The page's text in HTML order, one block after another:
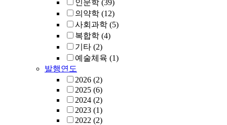
인문학 (39)
의약학 (12)
사회과학 (5)
복합학 (4)
기타 (2)
예술체육 (1)
발행연도
2026 (2)
2025 (6)
2024 (2)
2023 (1)
2022 (2)